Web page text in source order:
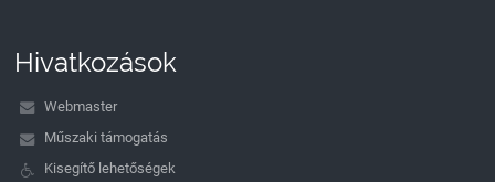
Hivatkozások
Webmaster
Műszaki támogatás
Kisegítő lehetőségek